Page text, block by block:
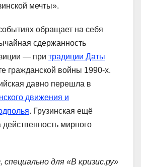
мечты».
обращает на себя
сдержанность
— при традиции Даты
гражданской войны 1990-х.
давно перешла в
движения и
. Грузинская ещё
действенность мирного
специально для «В кризис.ру»